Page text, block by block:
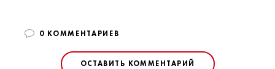
0 КОММЕНТАРИЕВ
ОСТАВИТЬ КОММЕНТАРИЙ